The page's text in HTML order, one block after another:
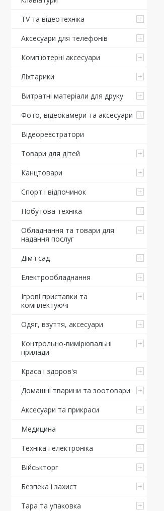
TV та відеотехніка
Аксесуари для телефонів
Комп'ютерні аксесуари
Ліхтарики
Витратні матеріали для друку
Фото, відеокамери та аксесуари
Відеореєстратори
Товари для дітей
Канцтовари
Спорт і відпочинок
Побутова техніка
Обладнання та товари для
надання послуг
Дім і сад
Електрообладнання
Ігрові приставки та
комплектуючі
Одяг, взуття, аксесуари
Контрольно-вимірювальні
прилади
Краса і здоров'я
Домашні тварини та зоотовари
Аксесуари та прикраси
Медицина
Техніка і електроніка
Військторг
Безпека і захист
Тара та упаковка